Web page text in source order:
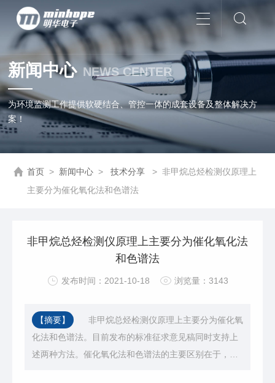
新闻中心 NEWS CENTER
为环境监测工作提供软硬结合、管控一体的成套设备及整体解决方
案！
首页 > 新闻中心 > 技术分享 > 非甲烷总烃检测仪原理上
主要分为催化氧化法和色谱法
非甲烷总烃检测仪原理上主要分为催化氧化法
和色谱法
发布时间：2021-10-18 浏览量：3143
【摘要】
非甲烷总烃检测仪原理上主要分为催化氧
化法和色谱法。目前发布的标准征求意见稿同时支持上
述两种方法。催化氧化法和色谱法的主要区别在于，催